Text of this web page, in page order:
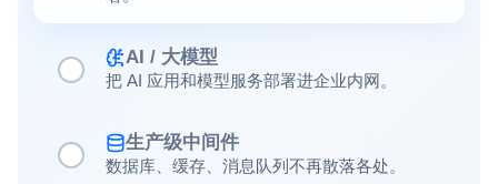
AI / 大模型
把 AI 应用和模型服务部署进企业内网。
生产级中间件
数据库、缓存、消息队列不再散落各处。